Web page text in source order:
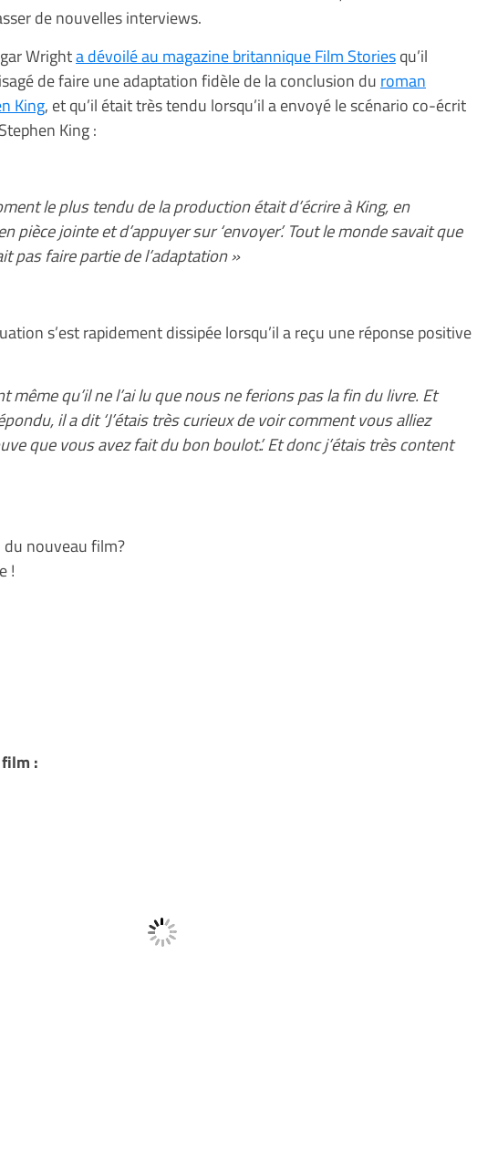
de nouvelles interviews.
Wrighta dévoilé au magazine britannique Film Storiesqu’il
de faire une adaptation fidèle de la conclusion du roman
King, et qu’il était très tendu lorsqu’il a envoyé le scénario co-écrit
King :
le plus tendu de la production était d’écrire à King, en
pièce jointe et d’appuyer sur ‘envoyer’. Tout le monde savait que
pas faire partie de l’adaptation »
s’est rapidement dissipée lorsqu’il a reçu une réponse positive
même qu’il ne l’ai lu que nous ne ferions pas la fin du livre. Et
il a dit ‘J’étais très curieux de voir comment vous alliez
que vous avez fait du bon boulot.’. Et donc j’étais très content
du nouveau film?
!
: